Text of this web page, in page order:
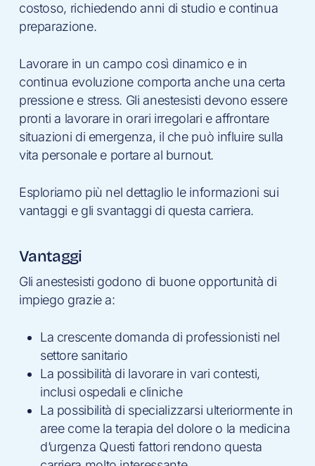
costoso, richiedendo anni di studio e continua
preparazione.
Lavorare in un campo così dinamico e in
continua evoluzione comporta anche una certa
pressione e stress. Gli anestesisti devono essere
pronti a lavorare in orari irregolari e affrontare
situazioni di emergenza, il che può influire sulla
vita personale e portare al burnout.
Esploriamo più nel dettaglio le informazioni sui
vantaggi e gli svantaggi di questa carriera.
Vantaggi
Gli anestesisti godono di buone opportunità di
impiego grazie a:
La crescente domanda di professionisti nel
settore sanitario
La possibilità di lavorare in vari contesti,
inclusi ospedali e cliniche
La possibilità di specializzarsi ulteriormente in
aree come la terapia del dolore o la medicina
d’urgenza Questi fattori rendono questa